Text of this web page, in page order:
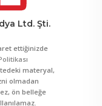
Ltd. Şti.
ettiğinizde
materyal,
olmadan
ön belleğe